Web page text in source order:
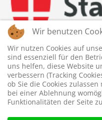
Wir benutzen
Wir nutzen Cookies auf
sind essenziell für den
uns helfen, diese Website
verbessern (Tracking
ob Sie die Cookies
bei einer Ablehnung
Funktionalitäten der Seite